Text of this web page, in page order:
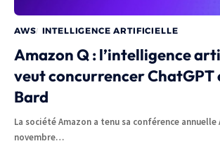
AWS INTELLIGENCE ARTIFICIELLE
Amazon Q : l’intelligence
veut concurrencer ChatGPT
Bard
La société Amazon a tenu sa conférence annuelle
novembre…